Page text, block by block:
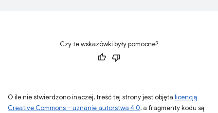
Czy te wskazówki były pomocne?
O ile nie stwierdzono inaczej, treść tej strony jest objęta licencją
Creative Commons – uznanie autorstwa 4.0, a fragmenty kodu są